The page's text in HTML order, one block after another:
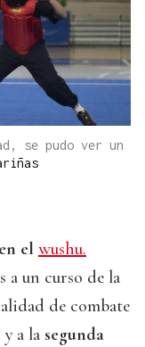
se pudo ver un
el wushu.
a un curso de la
de combate
a la segunda